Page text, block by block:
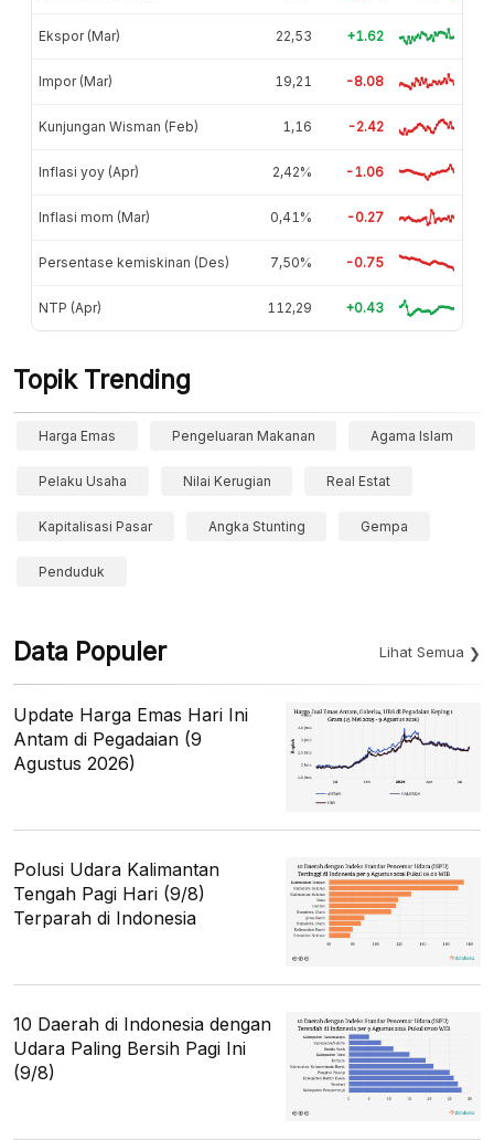
Ekspor (Mar) 22,53 +1.62
Impor (Mar) 19,21 -8.08
Kunjungan Wisman (Feb) 1,16 -2.42
Inflasi yoy (Apr) 2,42% -1.06
Inflasi mom (Mar) 0,41% -0.27
Persentase kemiskinan (Des) 7,50% -0.75
NTP (Apr) 112,29 +0.43
Topik Trending
Harga Emas Pengeluaran Makanan Agama Islam
Pelaku Usaha Nilai Kerugian Real Estat
Kapitalisasi Pasar Angka Stunting Gempa
Penduduk
Data Populer Lihat Semua
Update Harga Emas Hari Ini
Antam di Pegadaian (9
Agustus 2026)
Polusi Udara Kalimantan
Tengah Pagi Hari (9/8)
Terparah di Indonesia
10 Daerah di Indonesia dengan
Udara Paling Bersih Pagi Ini
(9/8)